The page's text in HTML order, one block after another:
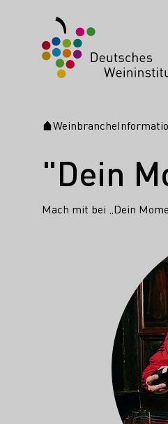
Startseite
Weinbranche
"Dein
Mach mit bei „Dein